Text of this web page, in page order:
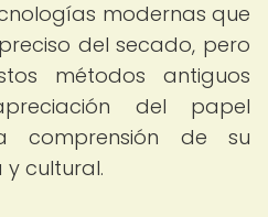
modernas que
del secado, pero
métodos antiguos
del papel
de su
cultural.